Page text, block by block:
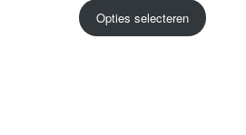
Opties selecteren